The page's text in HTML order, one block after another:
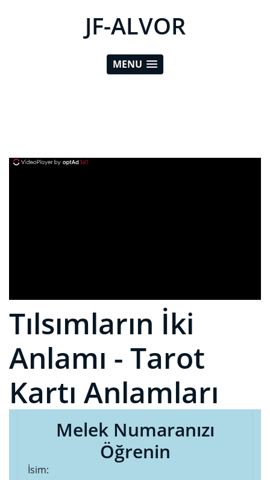
JF-ALVOR
MENU
Tılsımların İki
Anlamı - Tarot
Kartı Anlamları
Melek Numaranızı
Öğrenin
İsim: